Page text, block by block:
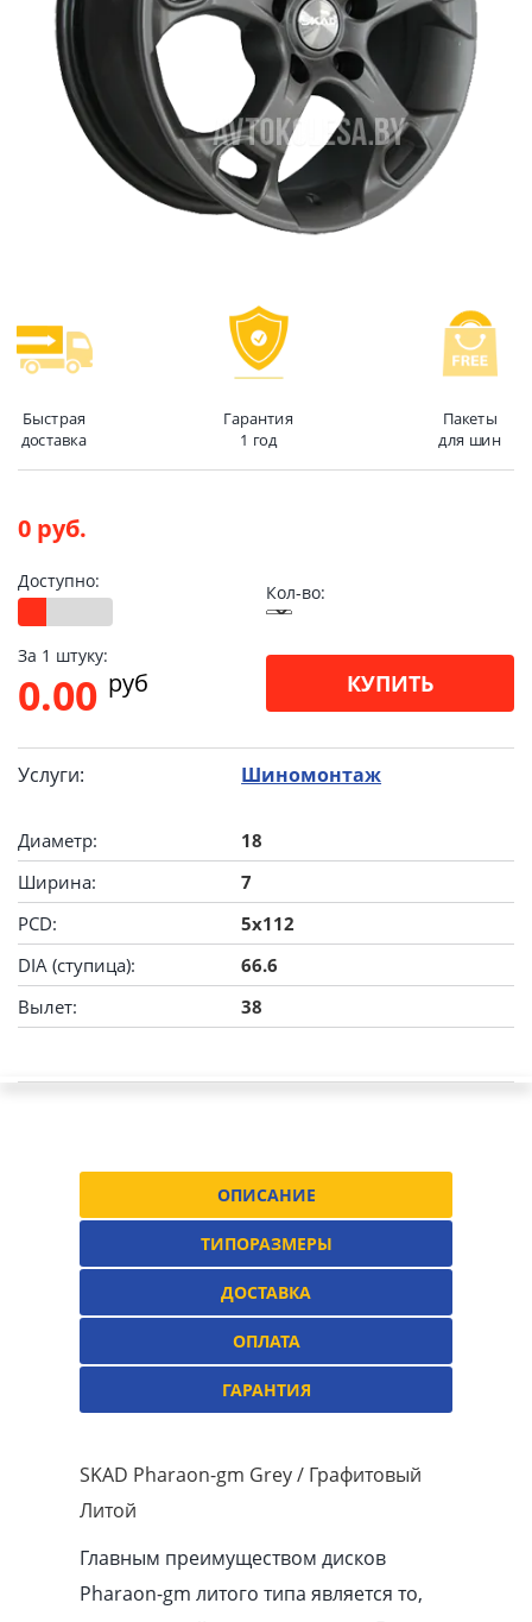
Быстрая
доставка
Гарантия
1 год
Пакеты
для шин
0 руб.
Доступно:
Кол-во:
За 1 штуку:
0.00 pуб КУПИТЬ
Услуги: Шиномонтаж
Диаметр:
18
Ширина:
7
PCD:
5x112
DIA (ступица):
66.6
Вылет:
38
ОПИСАНИЕ
ТИПОРАЗМЕРЫ
ДОСТАВКА
ОПЛАТА
ГАРАНТИЯ
SKAD Pharaon-gm Grey / Графитовый
Литой
Главным преимуществом дисков
Pharaon-gm литого типа является то,